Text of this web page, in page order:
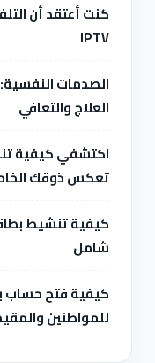
كنت أعتقد أن
IPTV
الصدمات النفسية:
العلاج والتعافي
اكتشفي كيفية
تعكس ذوقك
كيفية تنشيط
شامل
كيفية فتح حساب
للمواطنين